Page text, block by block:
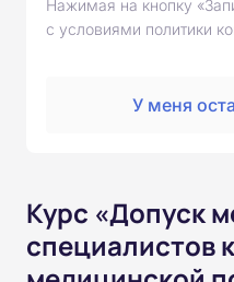
Нажимая на кнопку
с условиями политики
У меня
Курс «Допуск
специалистов